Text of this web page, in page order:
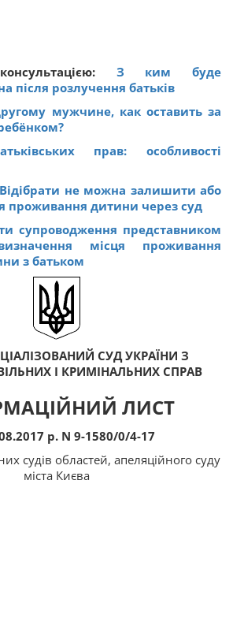
З ким буде
після розлучення батьків
мужчине, как оставить за
прав: особливості
Відібрати не можна залишити або
проживання дитини через суд
супроводження представником
місця проживання
з батьком
СУД УКРАЇНИ З
І КРИМІНАЛЬНИХ СПРАВ
ЛИСТ
р. N 9-1580/0/4-17
судів областей, апеляційного суду
міста Києва